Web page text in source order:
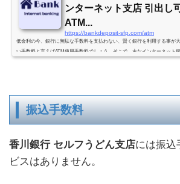
ンターネット支店 引出し
ATM...
https://bankdeposit-sfp.com/atm
低金利の今、銀行に無駄な手数料を支払わない、賢く銀行を利用する事が
い手数料と言えばATM使用手数料でしょう。そこで、主なインターネット
振込手数料
香川銀行 セルフうどん支店には振込
ビスはありません。